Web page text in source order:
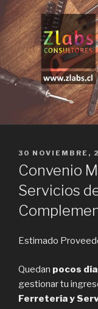
PUBLICADO
EN
30 NOVIEMBRE,
Convenio
Servicios
Estimado
Quedan pocos
gestionar tu
Ferretería y